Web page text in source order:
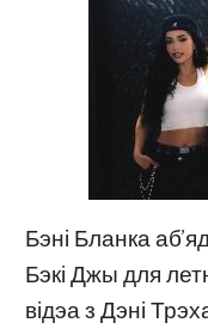
Бэні Бланка
Бэкі Джы для
відэа з Дэні